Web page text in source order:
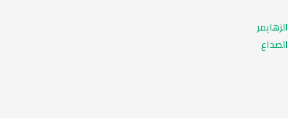
الزهايمر
الصداع